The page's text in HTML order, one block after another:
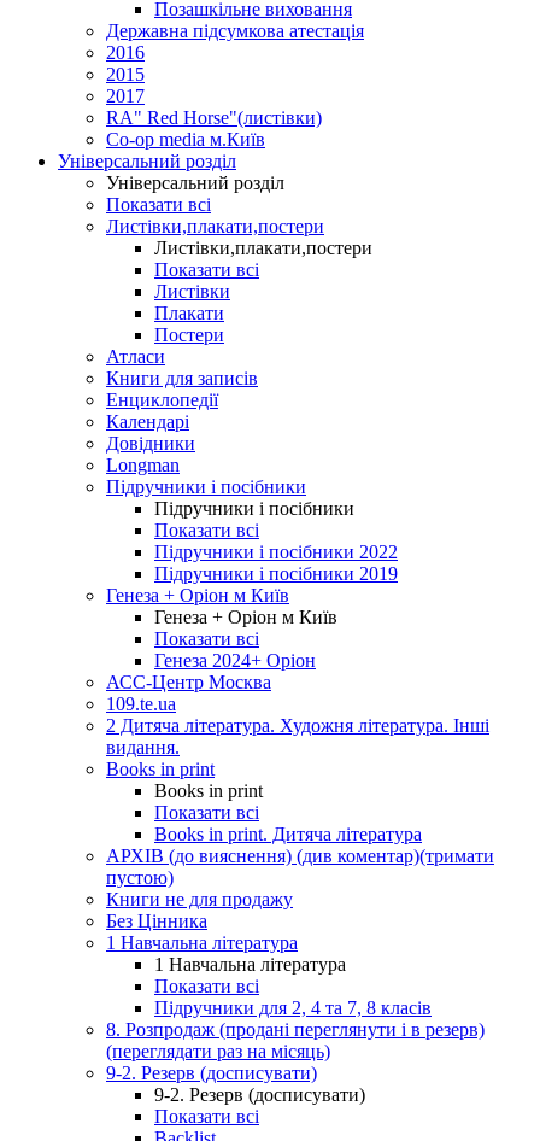
Позашкільне виховання
Державна підсумкова атестація
2016
2015
2017
RA" Red Horse"(листівки)
Co-op media м.Київ
Універсальний розділ
Універсальний розділ
Показати всі
Листівки,плакати,постери
Листівки,плакати,постери
Показати всі
Листівки
Плакати
Постери
Атласи
Книги для записів
Енциклопедії
Календарі
Довідники
Longman
Підручники і посібники
Підручники і посібники
Показати всі
Підручники і посібники 2022
Підручники і посібники 2019
Генеза + Оріон м Київ
Генеза + Оріон м Київ
Показати всі
Генеза 2024+ Оріон
АСС-Центр Москва
109.te.ua
2 Дитяча література. Художня література. Інші
видання.
Books in print
Books in print
Показати всі
Books in print. Дитяча література
АРХІВ (до вияснення) (див коментар)(тримати
пустою)
Книги не для продажу
Без Цінника
1 Навчальна література
1 Навчальна література
Показати всі
Підручники для 2, 4 та 7, 8 класів
8. Розпродаж (продані переглянути і в резерв)
(переглядати раз на місяць)
9-2. Резерв (досписувати)
9-2. Резерв (досписувати)
Показати всі